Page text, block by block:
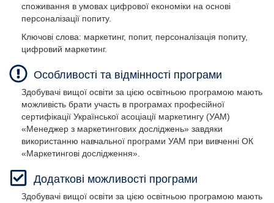
споживання в умовах цифрової економіки на основі
персоналізації попиту.
Ключові слова: маркетинг, попит, персоналізація попиту,
цифровий маркетинг.
Особливості та відмінності програми
Здобувачі вищої освіти за цією освітньою програмою мають
можливість брати участь в програмах професійної
сертифікації Української асоціації маркетингу (УАМ)
«Менеджер з маркетингових досліджень» завдяки
використанню навчальної програми УАМ при вивченні ОК
«Маркетингові дослідження».
Додаткові можливості програми
Здобувачі вищої освіти за цією освітньою програмою мають